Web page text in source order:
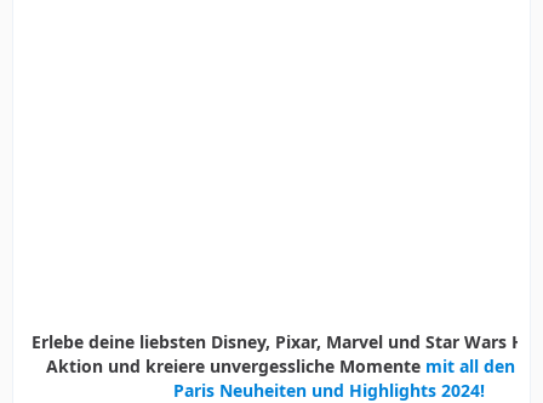
Erlebe deine liebsten Disney, Pixar, Marvel und Star Wars
Aktion und kreiere unvergessliche Momente mit all den
Paris Neuheiten und Highlights 2024!